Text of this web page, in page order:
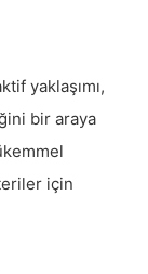
yaklaşımı,
bir araya
için